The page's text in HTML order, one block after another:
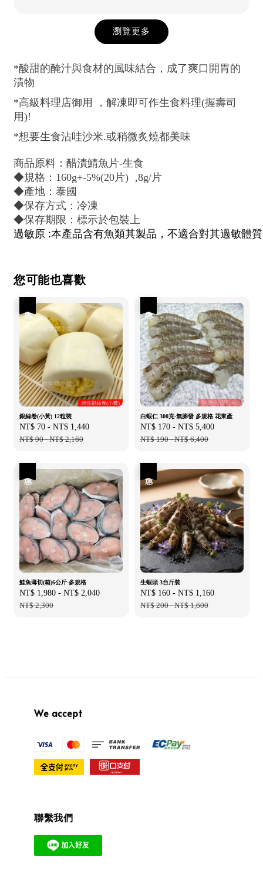
瀏覽更多
*酸甜的醃汁與食材的風味結合，成了爽口開胃的
漬物
*高級料理店御用 ，解凍即可作生食料理(握壽司
用)!
*想要生食沾哇沙米.或稍微炙燒都美味
商品原料：醋漬鯖魚片-生食
◆規格：160g+-5%(20片) ‚8g/片
◆產地：泰國
◆保存方式：冷凍
◆保存期限：標示於包裝上
過敏原 :本產品含有魚類其製品，不適合對其過敏體
您可能也喜歡
銀絲卷(小黃) 12粒裝
Sale
price
NT$ 70 - NT$ 1,440
NT$ 90-NT$ 2,160
白蝦仁 300克-無膨發 多規格 花東產
Sale
price
NT$ 170 - NT$ 5,400
NT$ 190-NT$ 6,400
鮭魚薄切(箱)6公斤-多規格
Sale
price
NT$ 1,980 - NT$ 2,040
NT$ 2,300
生蝦頭 3台斤裝
Sale
price
NT$ 160 - NT$ 1,160
NT$ 200-NT$ 1,600
We accept
聯繫我們